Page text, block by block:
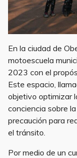
En la ciudad de
motoescuela
2023 con el
Este espacio,
objetivo optimizar
conciencia sobre
precaución para
el tránsito.
Por medio de un